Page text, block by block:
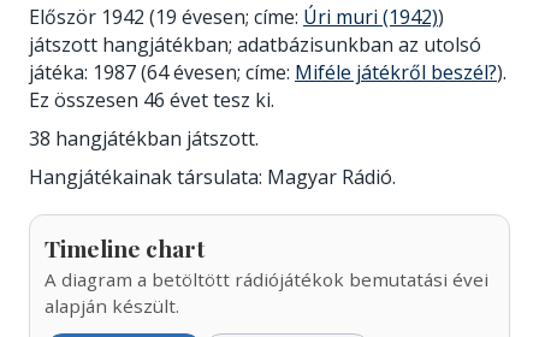
Először 1942 (19 évesen; címe: Úri muri (1942))
játszott hangjátékban; adatbázisunkban az utolsó
játéka: 1987 (64 évesen; címe: Miféle játékről beszél?).
Ez összesen 46 évet tesz ki.
38 hangjátékban játszott.
Hangjátékainak társulata: Magyar Rádió.
Timeline chart
A diagram a betöltött rádiójátékok bemutatási évei
alapján készült.